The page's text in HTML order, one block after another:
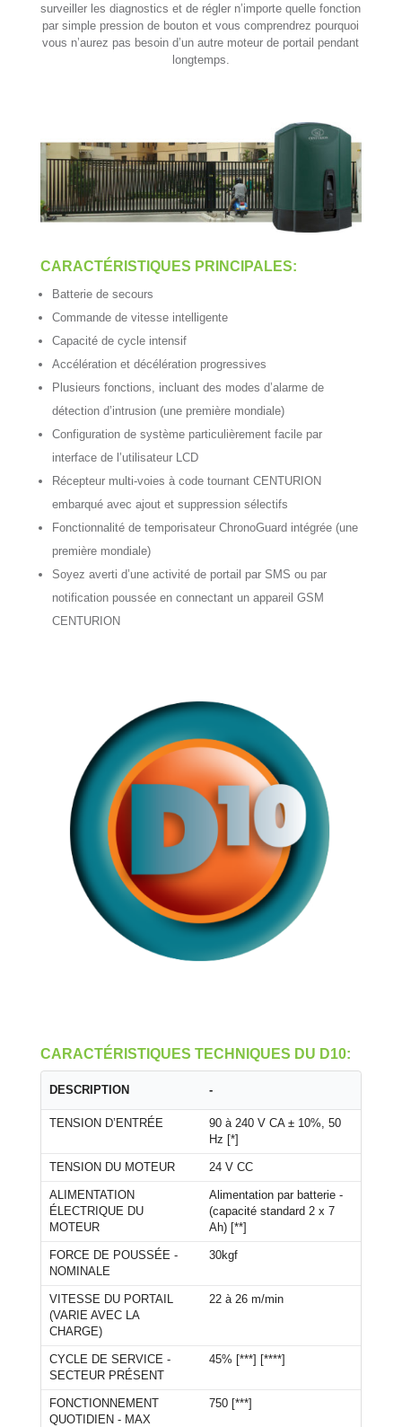
surveiller les diagnostics et de régler n’importe quelle fonction
par simple pression de bouton et vous comprendrez pourquoi
vous n’aurez pas besoin d’un autre moteur de portail pendant
longtemps.
CARACTÉRISTIQUES PRINCIPALES:
Batterie de secours
Commande de vitesse intelligente
Capacité de cycle intensif
Accélération et décélération progressives
Plusieurs fonctions, incluant des modes d’alarme de
détection d’intrusion (une première mondiale)
Configuration de système particulièrement facile par
interface de l’utilisateur LCD
Récepteur multi-voies à code tournant CENTURION
embarqué avec ajout et suppression sélectifs
Fonctionnalité de temporisateur ChronoGuard intégrée (une
première mondiale)
Soyez averti d’une activité de portail par SMS ou par
notification poussée en connectant un appareil GSM
CENTURION
CARACTÉRISTIQUES TECHNIQUES DU D10:
DESCRIPTION -
TENSION D’ENTRÉE
90 à 240 V CA ± 10%, 50
Hz [*]
TENSION DU MOTEUR 24 V CC
ALIMENTATION
ÉLECTRIQUE DU
MOTEUR
Alimentation par batterie -
(capacité standard 2 x 7
Ah) [**]
FORCE DE POUSSÉE -
NOMINALE
30kgf
VITESSE DU PORTAIL
(VARIE AVEC LA
CHARGE)
22 à 26 m/min
CYCLE DE SERVICE -
SECTEUR PRÉSENT
45% [***] [****]
FONCTIONNEMENT
QUOTIDIEN - MAX
750 [***]